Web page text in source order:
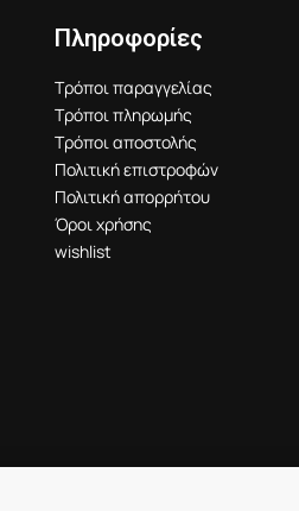
Πληροφορίες
Τρόποι παραγγελίας
Τρόποι πληρωμής
Τρόποι αποστολής
Πολιτική επιστροφών
Πολιτική απορρήτου
Όροι χρήσης
wishlist